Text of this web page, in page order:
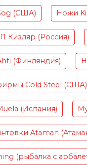
(США) Ножи
Кизляр (Россия)
(Финляндия)
Cold Steel (США)
(Испания)
Ataman
(рыбалка с